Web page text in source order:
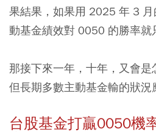
果結果，如果用 2025 年 3
動基金績效對 0050 的勝率就
那接下來一年，十年，又會是
但長期多數主動基金輸的狀況
台股基金打贏0050機